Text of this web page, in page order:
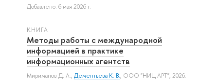
Добавлено: 6 мая 2026 г.
КНИГА
Методы работы с международной
информацией в практике
информационных агентств
Мириманов Д. А., Дементьева К. В., ООО "НИЦ АРТ", 2026.